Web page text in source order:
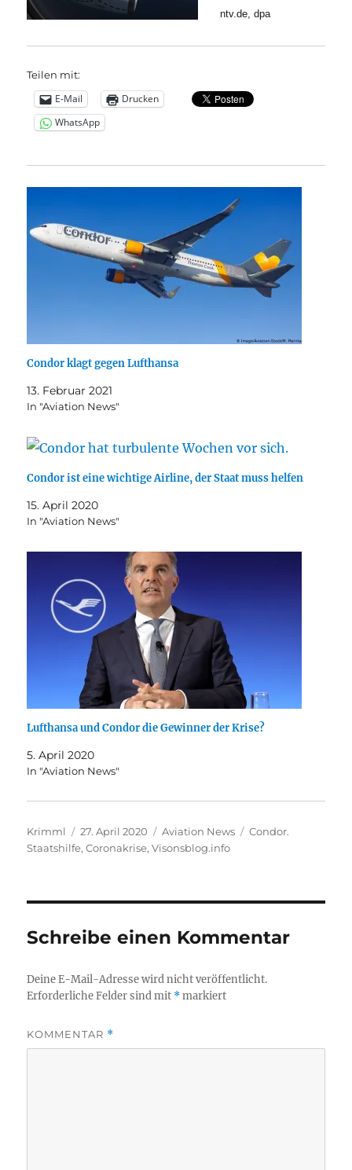
ntv.de, dpa
Teilen mit:
E-Mail
Drucken
WhatsApp
Condor klagt gegen Lufthansa
13. Februar 2021
In "Aviation News"
Condor ist eine wichtige Airline, der Staat muss helfen
15. April 2020
In "Aviation News"
Lufthansa und Condor die Gewinner der Krise?
5. April 2020
In "Aviation News"
Autor
Krimml
Veröffentlicht
am
27. April 2020 Kategorien
Aviation News Schlagwörter
Condor.
Staatshilfe,Coronakrise,Visonsblog.info
Schreibe einen Kommentar
Deine E-Mail-Adresse wird nicht veröffentlicht.
Erforderliche Felder sind mit *markiert
KOMMENTAR *